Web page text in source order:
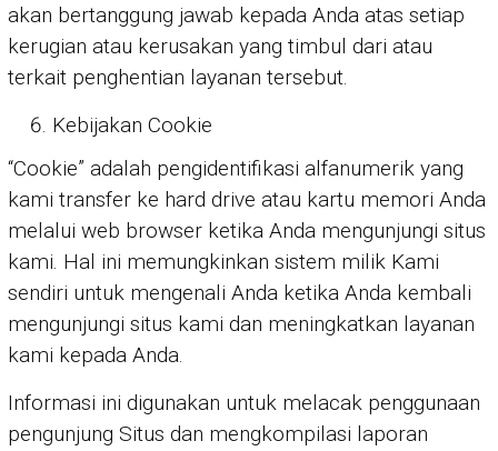
akan bertanggung jawab kepada Anda atas setiap
kerugian atau kerusakan yang timbul dari atau
terkait penghentian layanan tersebut.
Kebijakan Cookie
“Cookie” adalah pengidentifikasi alfanumerik yang
kami transfer ke hard drive atau kartu memori Anda
melalui web browser ketika Anda mengunjungi situs
kami. Hal ini memungkinkan sistem milik Kami
sendiri untuk mengenali Anda ketika Anda kembali
mengunjungi situs kami dan meningkatkan layanan
kami kepada Anda.
Informasi ini digunakan untuk melacak penggunaan
pengunjung Situs dan mengkompilasi laporan